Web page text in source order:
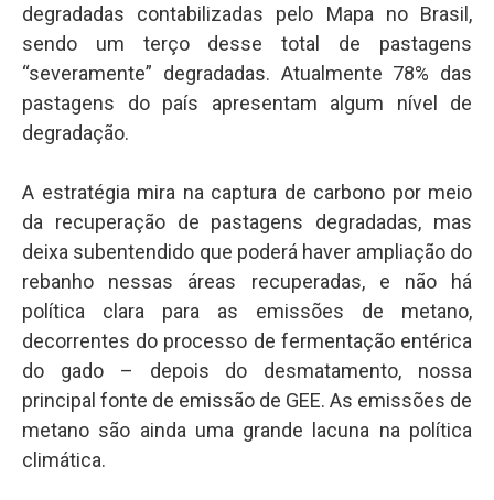
degradadas contabilizadas pelo Mapa no Brasil,
sendo um terço desse total de pastagens
“severamente” degradadas. Atualmente 78% das
pastagens do país apresentam algum nível de
degradação.
A estratégia mira na captura de carbono por meio
da recuperação de pastagens degradadas, mas
deixa subentendido que poderá haver ampliação do
rebanho nessas áreas recuperadas, e não há
política clara para as emissões de metano,
decorrentes do processo de fermentação entérica
do gado – depois do desmatamento, nossa
principal fonte de emissão de GEE. As emissões de
metano são ainda uma grande lacuna na política
climática.